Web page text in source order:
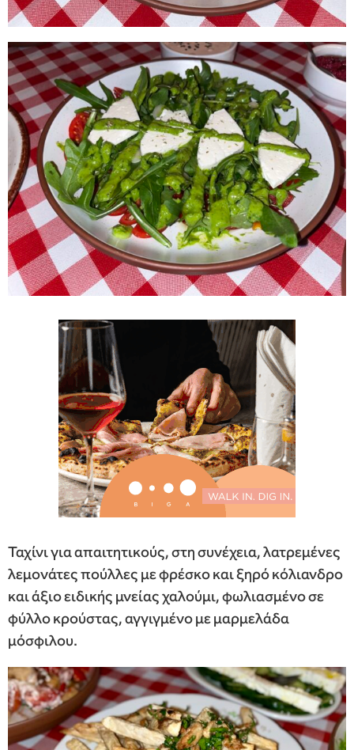
Ταχίνι για απαιτητικούς, στη συνέχεια, λατρεμένες
λεμονάτες πούλλες με φρέσκο και ξηρό κόλιανδρο
και άξιο ειδικής μνείας χαλούμι, φωλιασμένο σε
φύλλο κρούστας, αγγιγμένο με μαρμελάδα
μόσφιλου.